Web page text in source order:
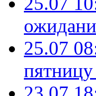
25.07